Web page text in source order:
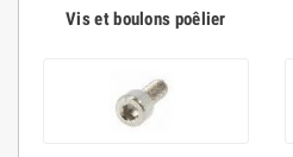
Vis et boulons poêlier